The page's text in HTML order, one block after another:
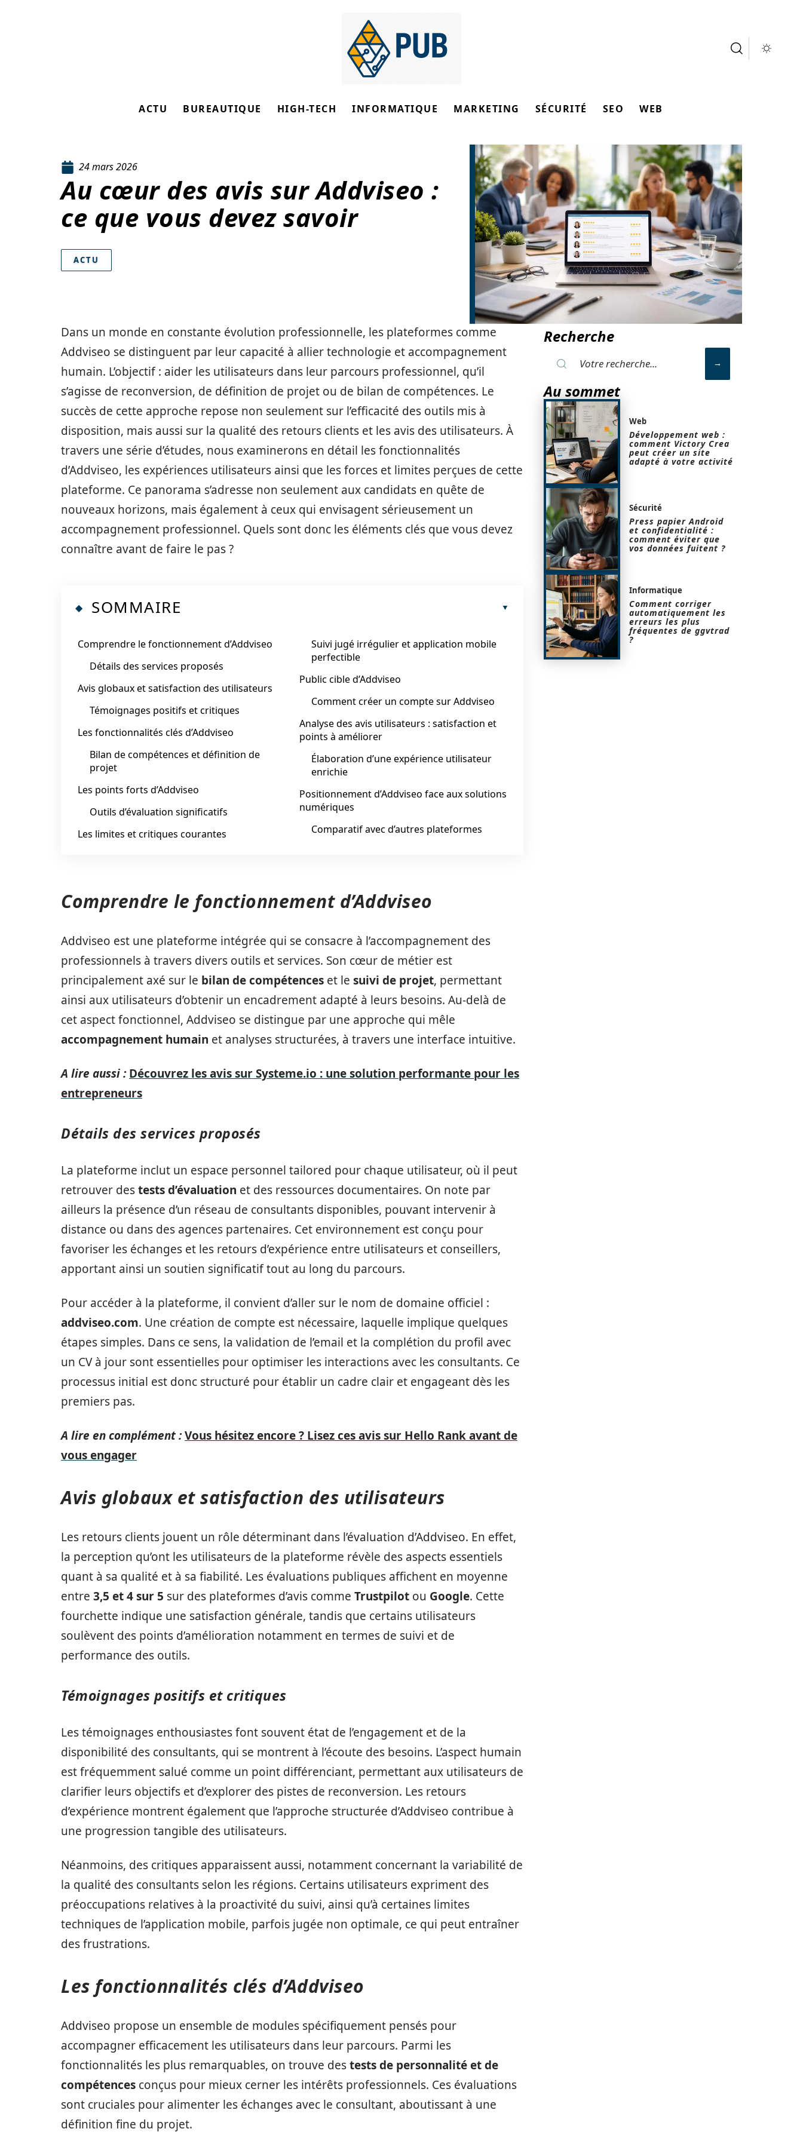
ACTU BUREAUTIQUE HIGH-TECH INFORMATIQUE MARKETING SÉCURITÉ SEO WEB
24 mars 2026
Au cœur des avis sur Addviseo :
ce que vous devez savoir
ACTU
Dans un monde en constante évolution professionnelle, les plateformes comme
Addviseo se distinguent par leur capacité à allier technologie et accompagnement
humain. L’objectif : aider les utilisateurs dans leur parcours professionnel, qu’il
s’agisse de reconversion, de définition de projet ou de bilan de compétences. Le
succès de cette approche repose non seulement sur l’efficacité des outils mis à
disposition, mais aussi sur la qualité des retours clients et les avis des utilisateurs. À
travers une série d’études, nous examinerons en détail les fonctionnalités
d’Addviseo, les expériences utilisateurs ainsi que les forces et limites perçues de cette
plateforme. Ce panorama s’adresse non seulement aux candidats en quête de
nouveaux horizons, mais également à ceux qui envisagent sérieusement un
accompagnement professionnel. Quels sont donc les éléments clés que vous devez
connaître avant de faire le pas ?
SOMMAIRE
Comprendre le fonctionnement d’Addviseo
Détails des services proposés
Avis globaux et satisfaction des utilisateurs
Témoignages positifs et critiques
Les fonctionnalités clés d’Addviseo
Bilan de compétences et définition de
projet
Les points forts d’Addviseo
Outils d’évaluation significatifs
Les limites et critiques courantes
Suivi jugé irrégulier et application mobile
perfectible
Public cible d’Addviseo
Comment créer un compte sur Addviseo
Analyse des avis utilisateurs : satisfaction et
points à améliorer
Élaboration d’une expérience utilisateur
enrichie
Positionnement d’Addviseo face aux solutions
numériques
Comparatif avec d’autres plateformes
Comprendre le fonctionnement d’Addviseo
Addviseo est une plateforme intégrée qui se consacre à l’accompagnement des
professionnels à travers divers outils et services. Son cœur de métier est
principalement axé sur le bilan de compétences et le suivi de projet, permettant
ainsi aux utilisateurs d’obtenir un encadrement adapté à leurs besoins. Au-delà de
cet aspect fonctionnel, Addviseo se distingue par une approche qui mêle
accompagnement humain et analyses structurées, à travers une interface intuitive.
A lire aussi : Découvrez les avis sur Systeme.io : une solution performante pour les
entrepreneurs
Détails des services proposés
La plateforme inclut un espace personnel tailored pour chaque utilisateur, où il peut
retrouver destests d’évaluation et des ressources documentaires. On note par
ailleurs la présence d’un réseau de consultants disponibles, pouvant intervenir à
distance ou dans des agences partenaires. Cet environnement est conçu pour
favoriser les échanges et les retours d’expérience entre utilisateurs et conseillers,
apportant ainsi un soutien significatif tout au long du parcours.
Pour accéder à la plateforme, il convient d’aller sur le nom de domaine officiel :
addviseo.com. Une création de compte est nécessaire, laquelle implique quelques
étapes simples. Dans ce sens, la validation de l’email et la complétion du profil avec
un CV à jour sont essentielles pour optimiser les interactions avec les consultants. Ce
processus initial est donc structuré pour établir un cadre clair et engageant dès les
premiers pas.
A lire en complément :Vous hésitez encore ? Lisez ces avis sur Hello Rank avant de
vous engager
Avis globaux et satisfaction des utilisateurs
Les retours clients jouent un rôle déterminant dans l’évaluation d’Addviseo. En effet,
la perception qu’ont les utilisateurs de la plateforme révèle des aspects essentiels
quant à sa qualité et à sa fiabilité. Les évaluations publiques affichent en moyenne
entre 3,5 et 4 sur 5 sur des plateformes d’avis comme Trustpilot ou Google. Cette
fourchette indique une satisfaction générale, tandis que certains utilisateurs
soulèvent des points d’amélioration notamment en termes de suivi et de
performance des outils.
Témoignages positifs et critiques
Les témoignages enthousiastes font souvent état de l’engagement et de la
disponibilité des consultants, qui se montrent à l’écoute des besoins. L’aspect humain
est fréquemment salué comme un point différenciant, permettant aux utilisateurs de
clarifier leurs objectifs et d’explorer des pistes de reconversion. Les retours
d’expérience montrent également que l’approche structurée d’Addviseo contribue à
une progression tangible des utilisateurs.
Néanmoins, des critiques apparaissent aussi, notamment concernant la variabilité de
la qualité des consultants selon les régions. Certains utilisateurs expriment des
préoccupations relatives à la proactivité du suivi, ainsi qu’à certaines limites
techniques de l’application mobile, parfois jugée non optimale, ce qui peut entraîner
des frustrations.
Les fonctionnalités clés d’Addviseo
Addviseo propose un ensemble de modules spécifiquement pensés pour
accompagner efficacement les utilisateurs dans leur parcours. Parmi les
fonctionnalités les plus remarquables, on trouve destests de personnalité et de
compétences conçus pour mieux cerner les intérêts professionnels. Ces évaluations
sont cruciales pour alimenter les échanges avec le consultant, aboutissant à une
définition fine du projet.
Recherche
Au sommet
Web
Développement web :
comment Victory Crea
peut créer un site
adapté à votre activité
Sécurité
Press papier Android
et confidentialité :
comment éviter que
vos données fuitent ?
Informatique
Comment corriger
automatiquement les
erreurs les plus
fréquentes de ggvtrad
?